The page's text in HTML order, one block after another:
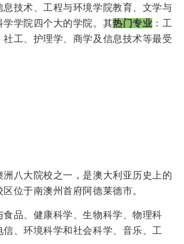
息技术、工程与环境学院教育、文学与
学学院四个大的学院。其热门专业 ：工
社工、护理学、商学及信息技术等最受
洲八大院校之一，是澳大利亚历史上的
位于南澳州首府阿德莱德市。
食品、健康科学、生物科学、物理科
信、环境科学和社会科学、音乐、工